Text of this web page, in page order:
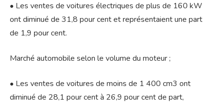
• Les ventes de voitures électriques de plus de 160 kW
ont diminué de 31,8 pour cent et représentaient une part
de 1,9 pour cent.
Marché automobile selon le volume du moteur ;
• Les ventes de voitures de moins de 1 400 cm3 ont
diminué de 28,1 pour cent à 26,9 pour cent de part,